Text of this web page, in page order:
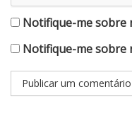
Notifique-me sobre
Notifique-me sobre